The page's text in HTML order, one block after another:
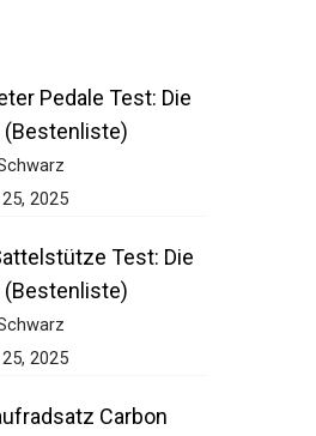
Pedale Test: Die
Test: Die